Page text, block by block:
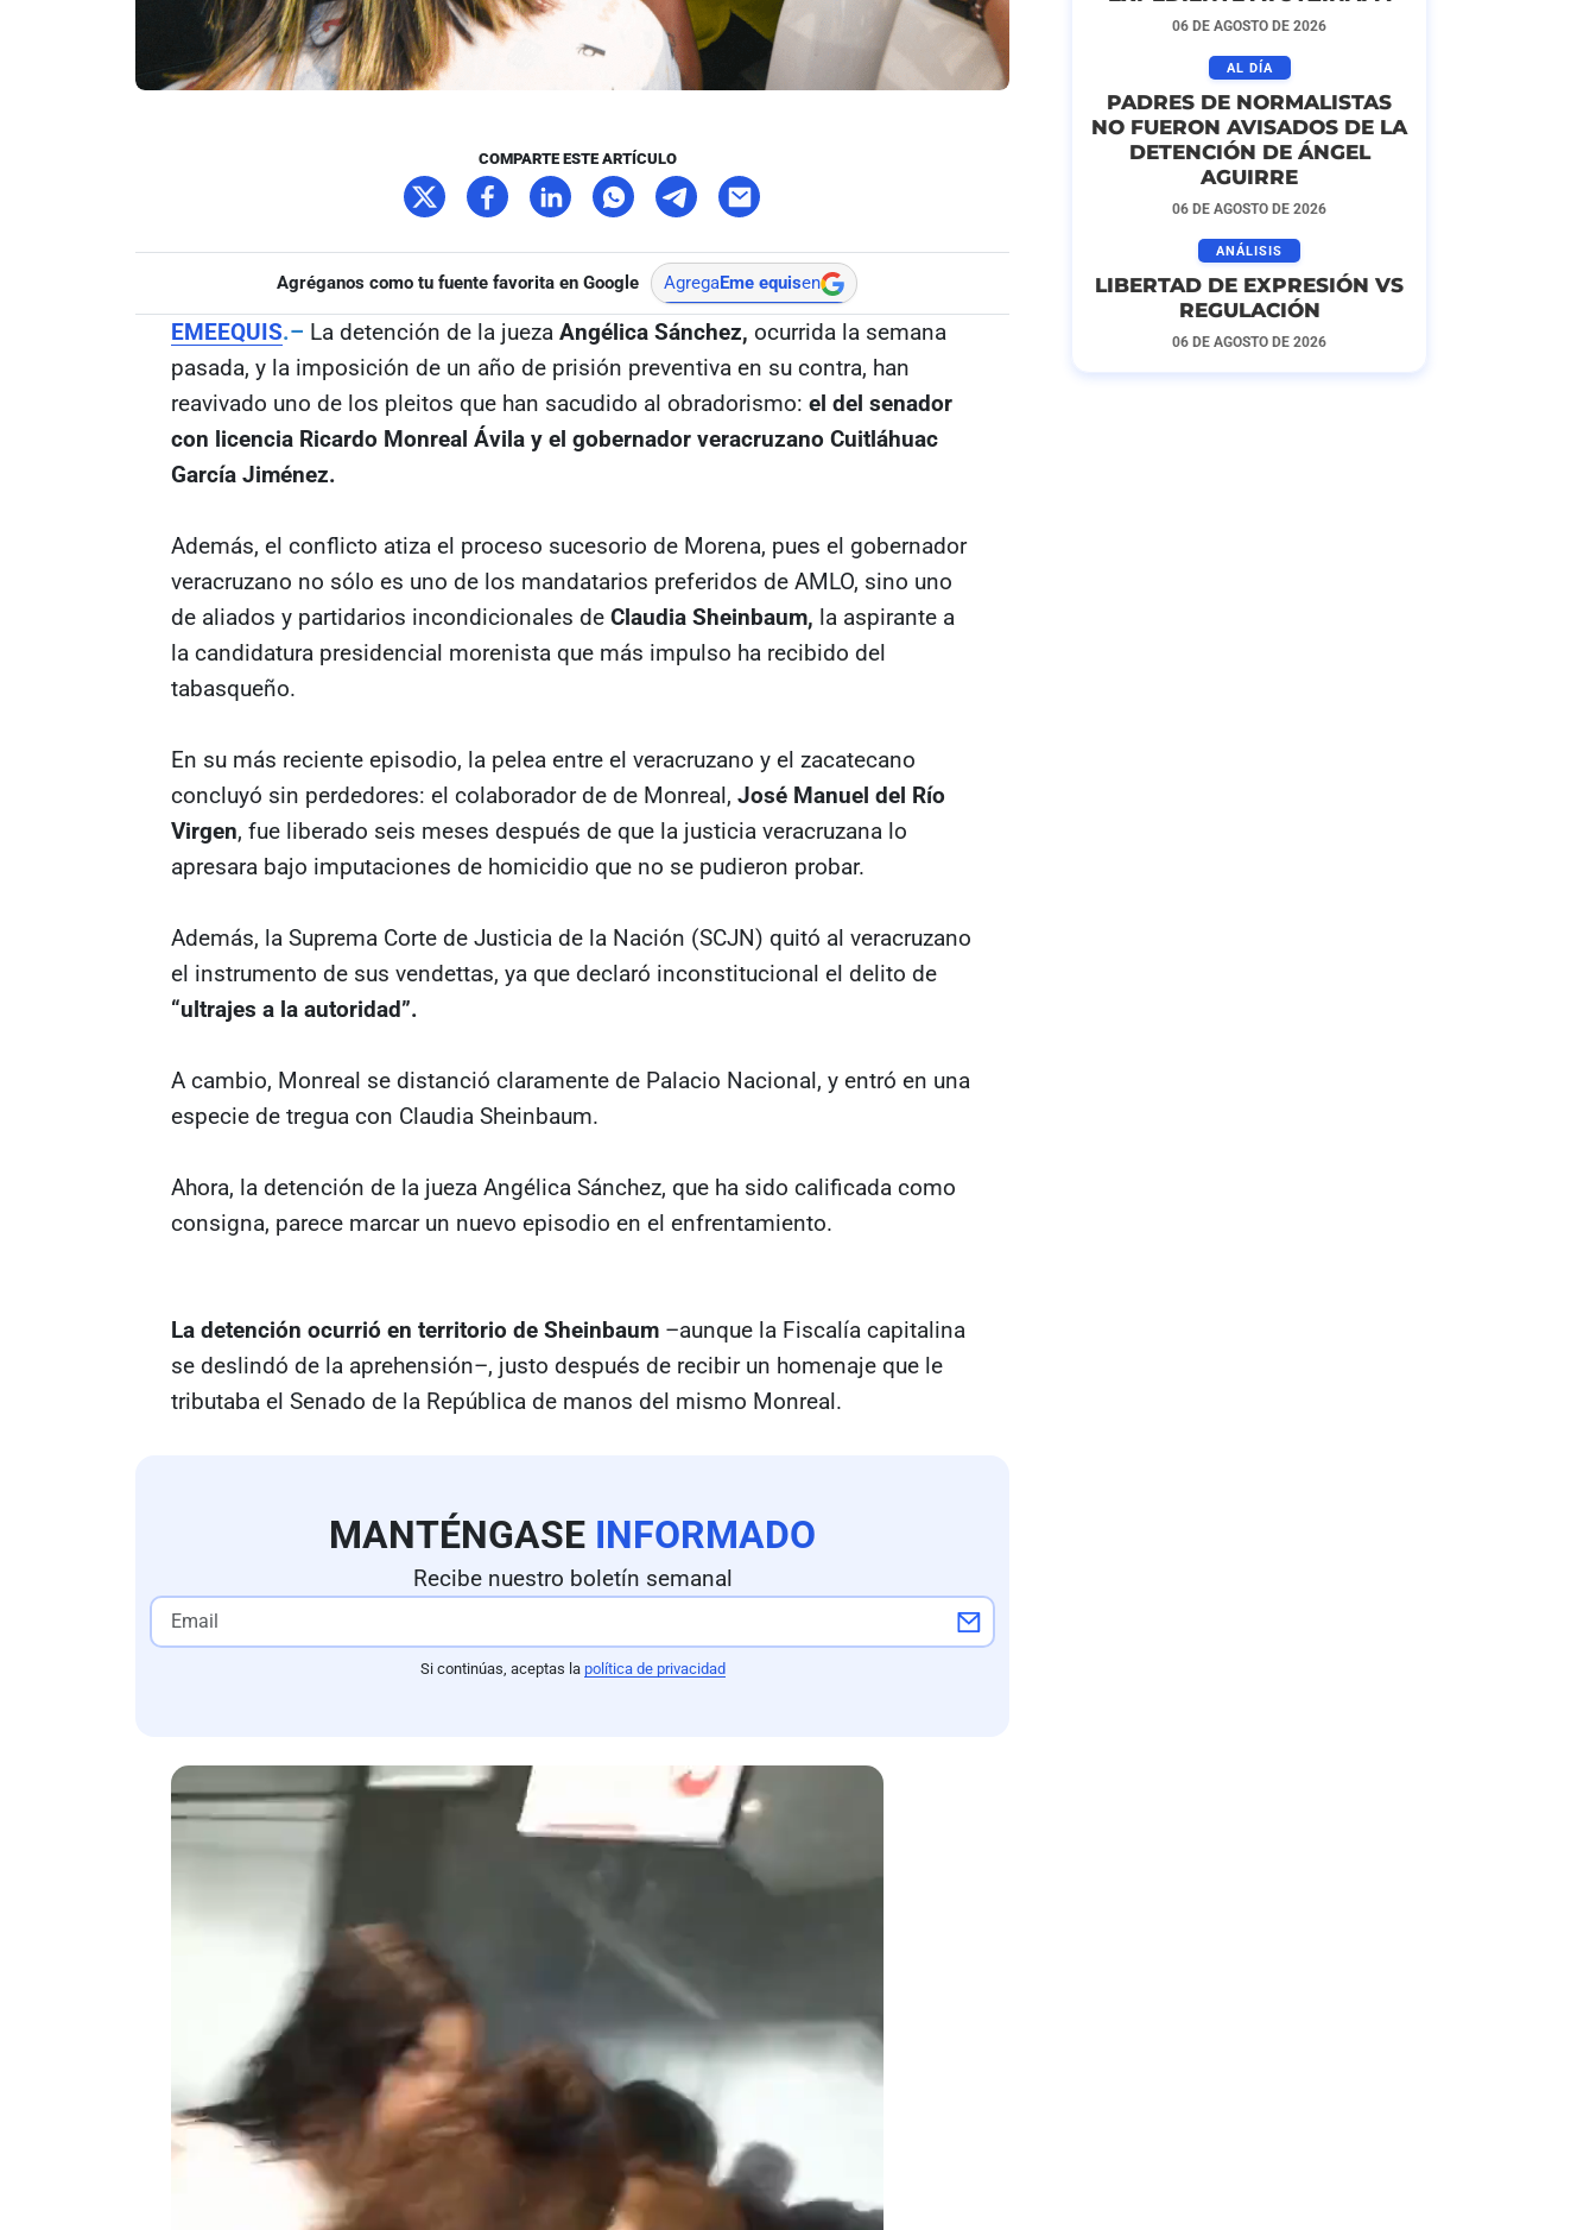
COMPARTE ESTE ARTÍCULO
Agréganos como tu fuente favorita en Google AgregaEme equisen
EMEEQUIS.– La detención de la jueza Angélica Sánchez, ocurrida la semana
pasada, y la imposición de un año de prisión preventiva en su contra, han
reavivado uno de los pleitos que han sacudido al obradorismo: el del senador
con licencia Ricardo Monreal Ávila y el gobernador veracruzano Cuitláhuac
García Jiménez.
Además, el conflicto atiza el proceso sucesorio de Morena, pues el gobernador
veracruzano no sólo es uno de los mandatarios preferidos de AMLO, sino uno
de aliados y partidarios incondicionales de Claudia Sheinbaum, la aspirante a
la candidatura presidencial morenista que más impulso ha recibido del
tabasqueño.
En su más reciente episodio, la pelea entre el veracruzano y el zacatecano
concluyó sin perdedores: el colaborador de de Monreal, José Manuel del Río
Virgen, fue liberado seis meses después de que la justicia veracruzana lo
apresara bajo imputaciones de homicidio que no se pudieron probar.
Además, la Suprema Corte de Justicia de la Nación (SCJN) quitó al veracruzano
el instrumento de sus vendettas, ya que declaró inconstitucional el delito de
“ultrajes a la autoridad”.
A cambio, Monreal se distanció claramente de Palacio Nacional, y entró en una
especie de tregua con Claudia Sheinbaum.
Ahora, la detención de la jueza Angélica Sánchez, que ha sido calificada como
consigna, parece marcar un nuevo episodio en el enfrentamiento.
La detención ocurrió en territorio de Sheinbaum –aunque la Fiscalía capitalina
se deslindó de la aprehensión–, justo después de recibir un homenaje que le
tributaba el Senado de la República de manos del mismo Monreal.
MANTÉNGASE INFORMADO
Recibe nuestro boletín semanal
Si continúas, aceptas la política de privacidad
06 DE AGOSTO DE 2026
AL DÍA
PADRES DE NORMALISTAS
NO FUERON AVISADOS DE LA
DETENCIÓN DE ÁNGEL
AGUIRRE
06 DE AGOSTO DE 2026
ANÁLISIS
LIBERTAD DE EXPRESIÓN VS
REGULACIÓN
06 DE AGOSTO DE 2026